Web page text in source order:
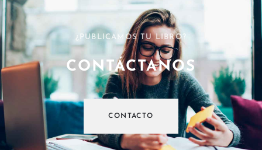
¿PUBLICAMOS TU LIBRO?
CONTÁCTANOS
CONTACTO